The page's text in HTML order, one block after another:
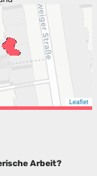
Leaflet
Arbeit?